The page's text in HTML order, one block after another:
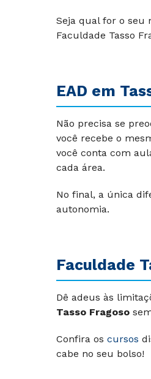
Seja qual for o seu
Faculdade Tasso
EAD em
Não precisa se
você recebe o
você conta com
cada área.
No final, a única
autonomia.
Faculdade
Dê adeus às
Tasso Fragoso
Confira os cursos
cabe no seu bolso!